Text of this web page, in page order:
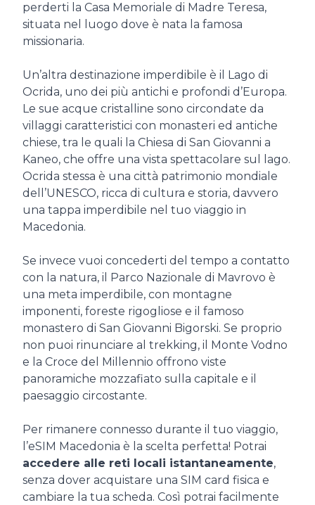
perderti la Casa Memoriale di Madre Teresa,
situata nel luogo dove è nata la famosa
missionaria.
Un’altra destinazione imperdibile è il Lago di
Ocrida, uno dei più antichi e profondi d’Europa.
Le sue acque cristalline sono circondate da
villaggi caratteristici con monasteri ed antiche
chiese, tra le quali la Chiesa di San Giovanni a
Kaneo, che offre una vista spettacolare sul lago.
Ocrida stessa è una città patrimonio mondiale
dell’UNESCO, ricca di cultura e storia, davvero
una tappa imperdibile nel tuo viaggio in
Macedonia.
Se invece vuoi concederti del tempo a contatto
con la natura, il Parco Nazionale di Mavrovo è
una meta imperdibile, con montagne
imponenti, foreste rigogliose e il famoso
monastero di San Giovanni Bigorski. Se proprio
non puoi rinunciare al trekking, il Monte Vodno
e la Croce del Millennio offrono viste
panoramiche mozzafiato sulla capitale e il
paesaggio circostante.
Per rimanere connesso durante il tuo viaggio,
l’eSIM Macedonia è la scelta perfetta! Potrai
accedere alle reti locali istantaneamente,
senza dover acquistare una SIM card fisica e
cambiare la tua scheda. Così potrai facilmente